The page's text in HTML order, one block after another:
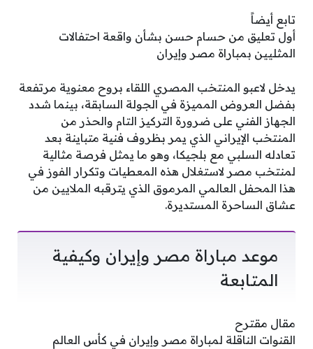
تابع أيضاً
أول تعليق من حسام حسن بشأن واقعة احتفالات
المثليين بمباراة مصر وإيران
يدخل لاعبو المنتخب المصري اللقاء بروح معنوية مرتفعة
بفضل العروض المميزة في الجولة السابقة، بينما شدد
الجهاز الفني على ضرورة التركيز التام والحذر من
المنتخب الإيراني الذي يمر بظروف فنية متباينة بعد
تعادله السلبي مع بلجيكا، وهو ما يمثل فرصة مثالية
لمنتخب مصر لاستغلال هذه المعطيات وتكرار الفوز في
هذا المحفل العالمي المرموق الذي يترقبه الملايين من
عشاق الساحرة المستديرة.
موعد مباراة مصر وإيران وكيفية
المتابعة
مقال مقترح
القنوات الناقلة لمباراة مصر وإيران في كأس العالم